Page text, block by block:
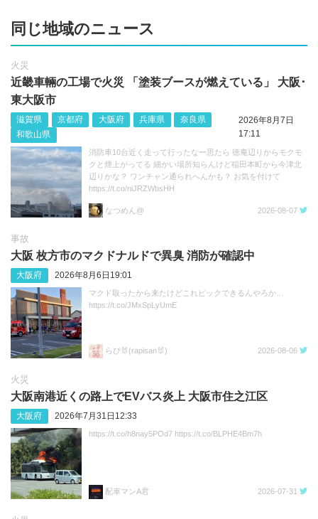
同じ地域のニュース
火災
近畿車輛の工場で火災 「塗装ブースが燃えている」 大阪･
東大阪市
滋賀県 京都府 大阪府 兵庫県
奈良県
和歌山県
2026年8月7日
17:11
消防車10台近く走って行ったなー思たら 徳庵辺りからモクモ
クと煙上がってる 細かい場所知らんけど稲田本町から今津北
辺りかな？ ワンチャン通られへんかも？ お気を付けて
https://t.co/niJRZWbsHH
なつめん@ 2026-08-07
事故
大阪 枚方市のマクドナルドで異臭 消防が確認中
大阪府 2026年8月6日19:01
マクド取ったから来たけどこれピックできるんやろか…
https://t.co/JMxSpLyUmE
らぴ🐰(rapisan🐰) 2026-08-06
火災
大阪南港近くの路上でEVバス炎上 大阪市住之江区
大阪府 2026年7月31日12:33
https://t.co/h8nay5POd7 https://t.co/BLPHE4Bm7h
配車マンA君 2026-07-31